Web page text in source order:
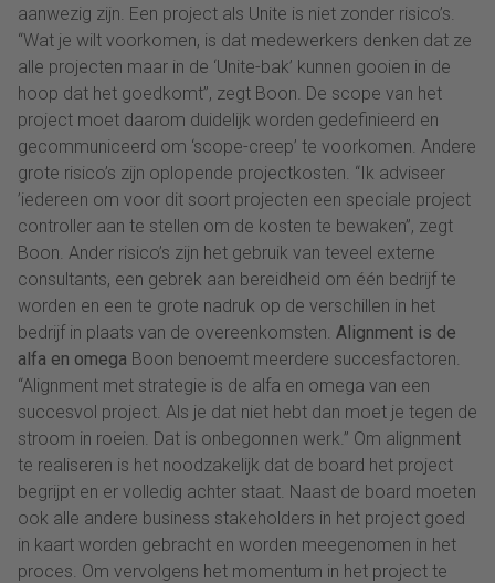
aanwezig zijn. Een project als Unite is niet zonder risico’s.
“Wat je wilt voorkomen, is dat medewerkers denken dat ze
alle projecten maar in de ‘Unite-bak’ kunnen gooien in de
hoop dat het goedkomt”, zegt Boon. De scope van het
project moet daarom duidelijk worden gedefinieerd en
gecommuniceerd om ‘scope-creep’ te voorkomen. Andere
grote risico’s zijn oplopende projectkosten. “Ik adviseer
’iedereen om voor dit soort projecten een speciale project
controller aan te stellen om de kosten te bewaken”, zegt
Boon. Ander risico’s zijn het gebruik van teveel externe
consultants, een gebrek aan bereidheid om één bedrijf te
worden en een te grote nadruk op de verschillen in het
bedrijf in plaats van de overeenkomsten. Alignment is de
alfa en omega Boon benoemt meerdere succesfactoren.
“Alignment met strategie is de alfa en omega van een
succesvol project. Als je dat niet hebt dan moet je tegen de
stroom in roeien. Dat is onbegonnen werk.” Om alignment
te realiseren is het noodzakelijk dat de board het project
begrijpt en er volledig achter staat. Naast de board moeten
ook alle andere business stakeholders in het project goed
in kaart worden gebracht en worden meegenomen in het
proces. Om vervolgens het momentum in het project te